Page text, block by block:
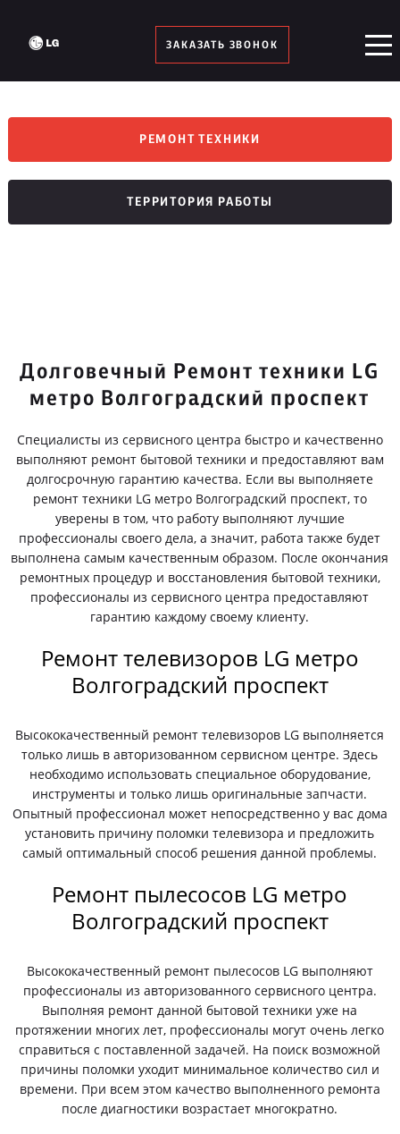
ЗАКАЗАТЬ ЗВОНОК
РЕМОНТ ТЕХНИКИ
ТЕРРИТОРИЯ РАБОТЫ
Долговечный Ремонт техники LG
метро Волгоградский проспект
Специалисты из сервисного центра быстро и качественно
выполняют ремонт бытовой техники и предоставляют вам
долгосрочную гарантию качества. Если вы выполняете
ремонт техники LG метро Волгоградский проспект, то
уверены в том, что работу выполняют лучшие
профессионалы своего дела, а значит, работа также будет
выполнена самым качественным образом. После окончания
ремонтных процедур и восстановления бытовой техники,
профессионалы из сервисного центра предоставляют
гарантию каждому своему клиенту.
Ремонт телевизоров LG метро
Волгоградский проспект
Высококачественный ремонт телевизоров LG выполняется
только лишь в авторизованном сервисном центре. Здесь
необходимо использовать специальное оборудование,
инструменты и только лишь оригинальные запчасти.
Опытный профессионал может непосредственно у вас дома
установить причину поломки телевизора и предложить
самый оптимальный способ решения данной проблемы.
Ремонт пылесосов LG метро
Волгоградский проспект
Высококачественный ремонт пылесосов LG выполняют
профессионалы из авторизованного сервисного центра.
Выполняя ремонт данной бытовой техники уже на
протяжении многих лет, профессионалы могут очень легко
справиться с поставленной задачей. На поиск возможной
причины поломки уходит минимальное количество сил и
времени. При всем этом качество выполненного ремонта
после диагностики возрастает многократно.